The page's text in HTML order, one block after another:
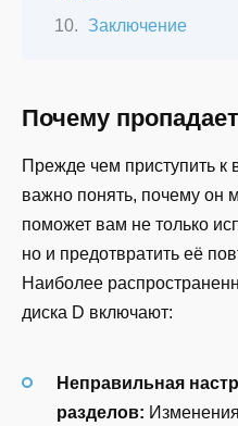
Заключение
Почему
Прежде чем приступить к
важно понять, почему он
поможет вам не только
но и предотвратить её
Наиболее
диска D включают:
Неправильная
разделов: